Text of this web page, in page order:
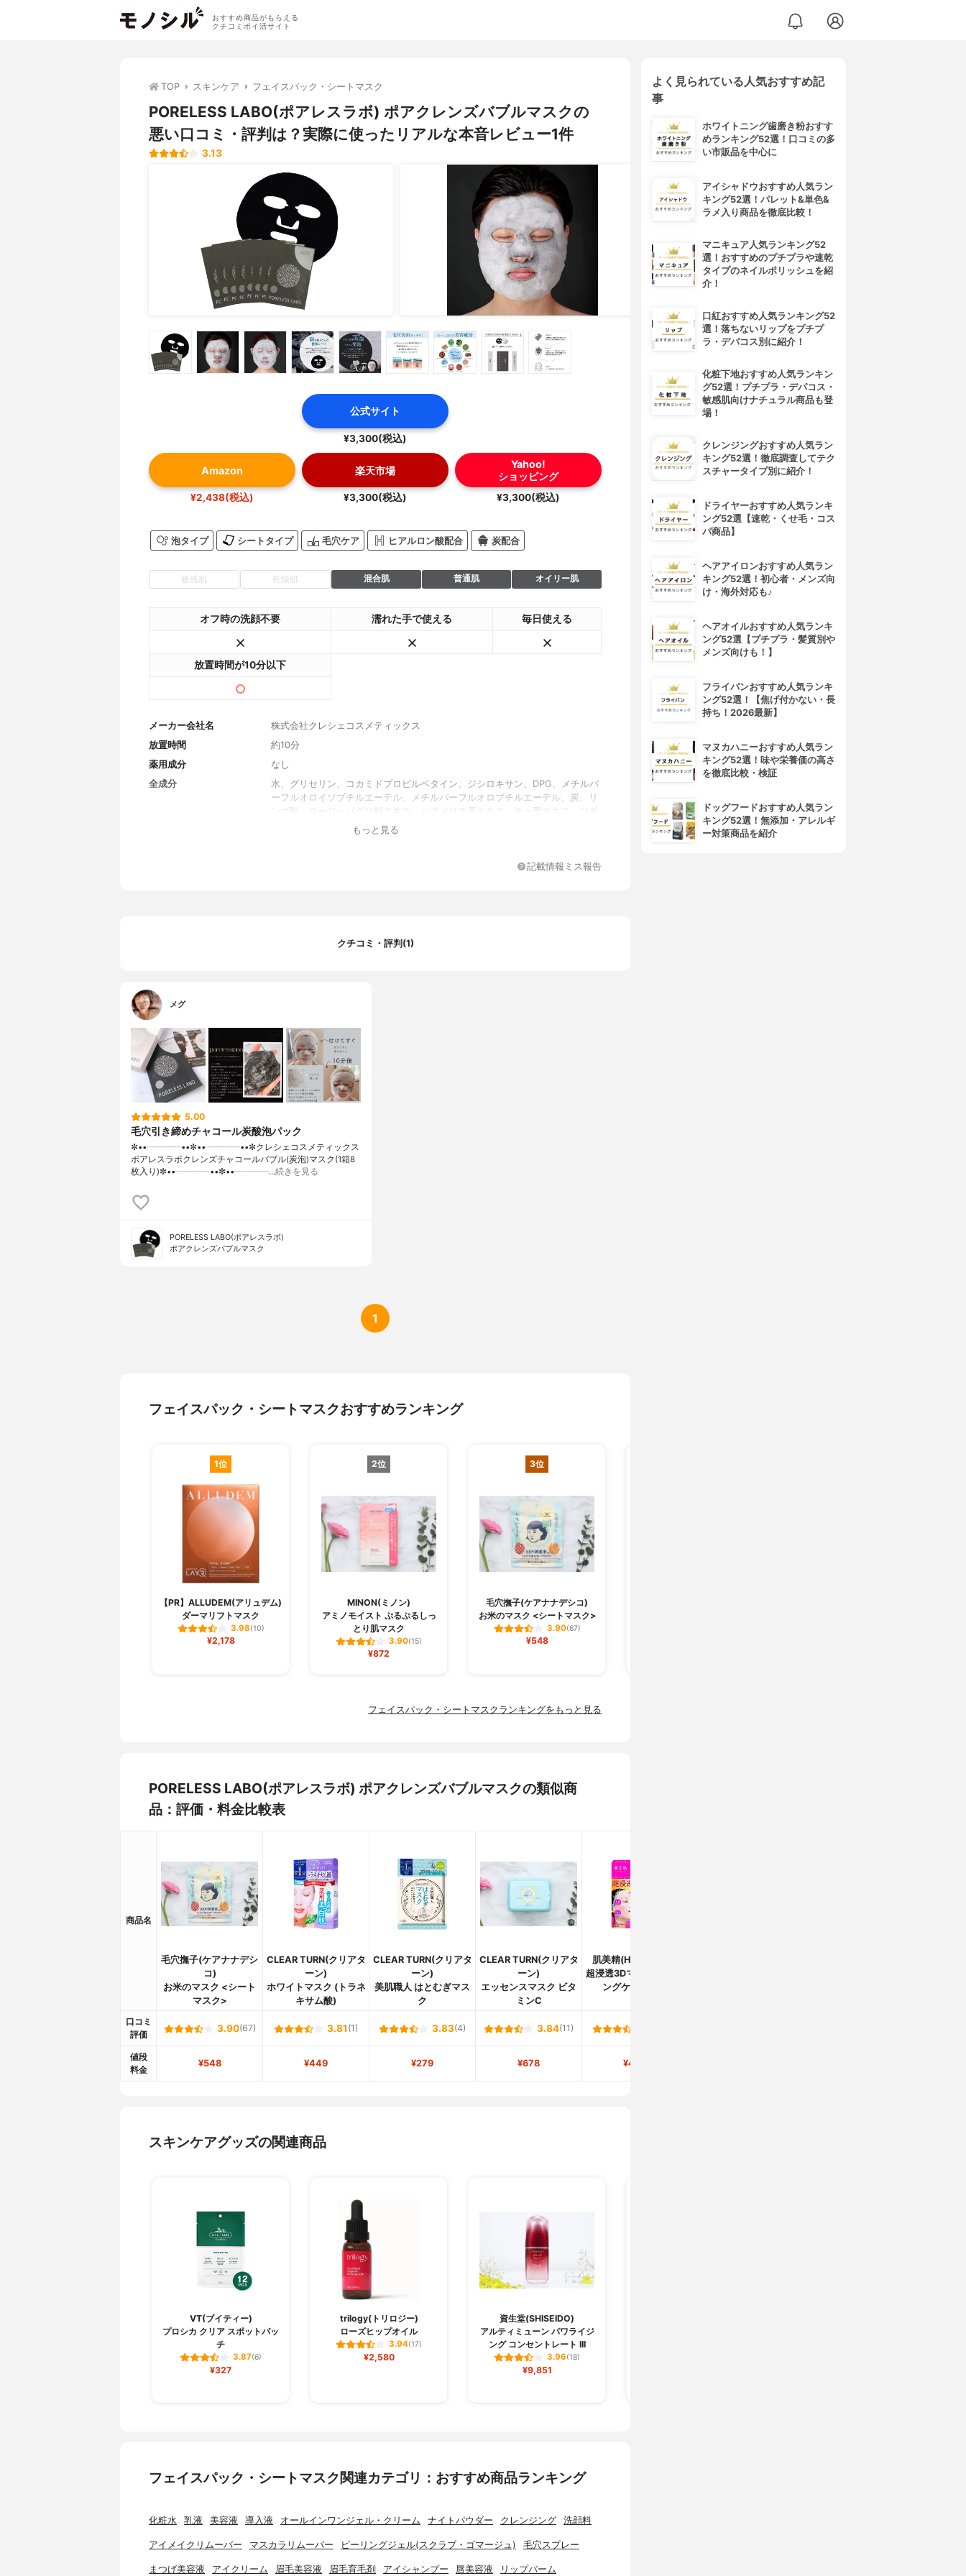
おすすめ商品がもらえる
クチコミポイ活サイト
TOP スキンケア フェイスパック・シートマスク
PORELESS LABO(ポアレスラボ) ポアクレンズバブルマスクの
悪い口コミ・評判は？実際に使ったリアルな本音レビュー1件
3.13
公式サイト
¥3,300(税込)
Amazon
¥2,438(税込)
楽天市場
¥3,300(税込)
Yahoo!
ショッピング
¥3,300(税込)
泡タイプ シートタイプ 毛穴ケア ヒアルロン酸配合 炭配合
敏感肌 乾燥肌 混合肌 普通肌 オイリー肌
オフ時の洗顔不要 濡れた手で使える 毎日使える
放置時間が10分以下
メーカー会社名
株式会社クレシェコスメティックス
放置時間
約10分
薬用成分
なし
全成分
水、グリセリン、コカミドプロピルベタイン、ジシロキサン、DPG、メチルパ
ーフルオロイソブチルエーテル、メチルパーフルオロブチルエーテル、炭、リ
ンゴ酸、ヨーロッパグリ殻エキス、ハマメリス葉エキス、チャ葉エキス、ツボ
クサエキス、カンゾウ根エキス、チョウセンゴミシ果実エキス、オウゴン根エ
ヒドロキシエチルセルロース、カプリリルグリコール、プロパンジオール、エ
もっと見る
記載情報ミス報告
クチコミ・評判(1)
メグ
5.00
毛穴引き締めチャコール炭酸泡パック
✼••┈┈┈┈••✼••┈┈┈┈••✼クレシェコスメティックス
ポアレスラボクレンズチャコールバブル(炭泡)マスク(1箱8
枚入り)✼••┈┈┈┈••✼••┈┈┈┈…続きを見る
PORELESS LABO(ポアレスラボ)
ポアクレンズバブルマスク
1
フェイスパック・シートマスクおすすめランキング
1位
【PR】ALLUDEM(アリュデム)
ダーマリフトマスク
3.98(10)
¥2,178
2位
MINON(ミノン)
アミノモイスト ぷるぷるしっ
とり肌マスク
3.90(15)
¥872
3位
毛穴撫子(ケアナナデシコ)
お米のマスク <シートマスク>
3.90(67)
¥548
フェイスパック・シートマスクランキングをもっと見る
PORELESS LABO(ポアレスラボ) ポアクレンズバブルマスクの類似商
品：評価・料金比較表
商品名
毛穴撫子(ケアナナデシ
コ)
お米のマスク <シート
マスク>
CLEAR TURN(クリアタ
ーン)
ホワイトマスク (トラネ
キサム酸)
CLEAR TURN(クリアタ
ーン)
美肌職人 はとむぎマス
ク
CLEAR TURN(クリアタ
ーン)
エッセンスマスク ビタ
ミンC
肌美精(HADABISEI)
超浸透3Dマスク エイジ
ングケア (保湿)
口コミ
評価
3.90(67) 3.81 (1) 3.83(4) 3.84(11)
値段
料金
¥548 ¥449 ¥279 ¥678 ¥464
スキンケアグッズの関連商品
VT(ブイティー)
プロシカ クリア スポットパッ
チ
3.87(6)
¥327
trilogy(トリロジー)
ローズヒップオイル
3.94(17)
¥2,580
資生堂(SHISEIDO)
アルティミューン パワライジ
ング コンセントレート III
3.96(18)
¥9,851
フェイスパック・シートマスク関連カテゴリ：おすすめ商品ランキング
化粧水 乳液 美容液 導入液 オールインワンジェル・クリーム ナイトパウダー クレンジング 洗顔料
アイメイクリムーバー マスカラリムーバー ピーリングジェル(スクラブ・ゴマージュ) 毛穴スプレー
まつげ美容液 アイクリーム 眉毛美容液 眉毛育毛剤 アイシャンプー 唇美容液 リップバーム
よく見られている人気おすすめ記
事
ホワイトニング歯磨き粉おすす
めランキング52選！口コミの多
い市販品を中心に
アイシャドウおすすめ人気ラン
キング52選！パレット&単色&
ラメ入り商品を徹底比較！
マニキュア人気ランキング52
選！おすすめのプチプラや速乾
タイプのネイルポリッシュを紹
介！
口紅おすすめ人気ランキング52
選！落ちないリップをプチプ
ラ・デパコス別に紹介！
化粧下地おすすめ人気ランキン
グ52選！プチプラ・デパコス・
敏感肌向けナチュラル商品も登
場！
クレンジングおすすめ人気ラン
キング52選！徹底調査してテク
スチャータイプ別に紹介！
ドライヤーおすすめ人気ランキ
ング52選【速乾・くせ毛・コス
パ商品】
ヘアアイロンおすすめ人気ラン
キング52選！初心者・メンズ向
け・海外対応も♪
ヘアオイルおすすめ人気ランキ
ング52選【プチプラ・髪質別や
メンズ向けも！】
フライパンおすすめ人気ランキ
ング52選！【焦げ付かない・長
持ち！2026最新】
マヌカハニーおすすめ人気ラン
キング52選！味や栄養価の高さ
を徹底比較・検証
ドッグフードおすすめ人気ラン
キング52選！無添加・アレルギ
ー対策商品を紹介